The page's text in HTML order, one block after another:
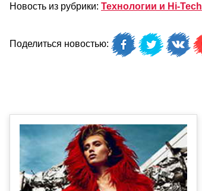
Новость из рубрики: Технологии и Hi-Tech
Поделиться новостью: